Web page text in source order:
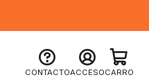
CONTACTOACCESOCARRO
PZ Vidrio ATX